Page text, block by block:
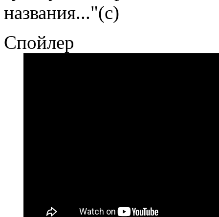
названия..."(с)
Спойлер